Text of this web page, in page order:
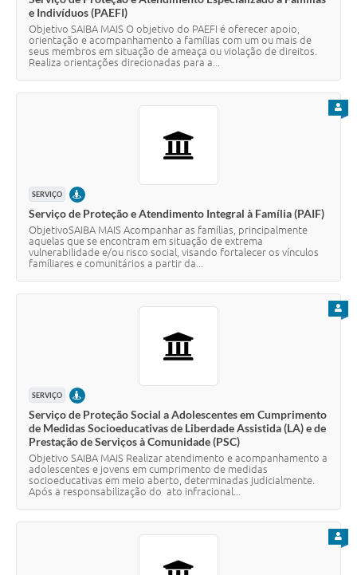
e Indivíduos (PAEFI)
Objetivo SAIBA MAIS O objetivo do PAEFI é oferecer apoio,
orientação e acompanhamento a famílias com um ou mais de
seus membros em situação de ameaça ou violação de direitos.
Realiza orientações direcionadas para a...
SERVIÇO PRESENCIAL
Serviço de Proteção e Atendimento Integral à Família (PAIF)
ObjetivoSAIBA MAIS Acompanhar as famílias, principalmente
aquelas que se encontram em situação de extrema
vulnerabilidade e/ou risco social, visando fortalecer os vínculos
famíliares e comunitários a partir da...
SERVIÇO PRESENCIAL
Serviço de Proteção Social a Adolescentes em Cumprimento
de Medidas Socioeducativas de Liberdade Assistida (LA) e de
Prestação de Serviços à Comunidade (PSC)
Objetivo SAIBA MAIS Realizar atendimento e acompanhamento a
adolescentes e jovens em cumprimento de medidas
socioeducativas em meio aberto, determinadas judicialmente.
Após a responsabilização do ato infracional...